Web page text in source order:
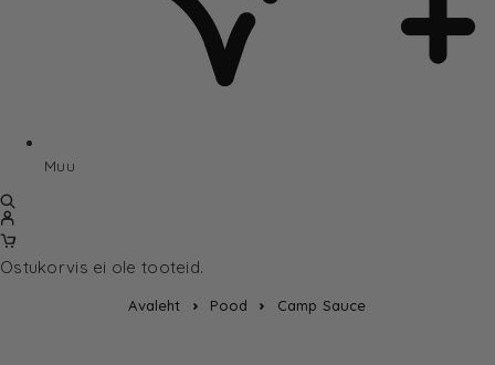
Muu
Ostukorvis ei ole tooteid.
Avaleht Pood Camp Sauce